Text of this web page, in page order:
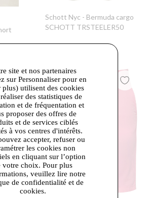
Schott Nyc - Bermuda cargo
SCHOTT TRSTEELER50
Dernières Chances
site et nos partenaires
sur Personnaliser pour en
plus) utilisent des cookies
des statistiques de
et de fréquentation et
proposer des offres de
et de services ciblés
à vos centres d'intérêts.
accepter, refuser ou
les cookies non
en cliquant sur l’option
votre choix. Pour plus
veuillez lire notre
de confidentialité et de
cookies.